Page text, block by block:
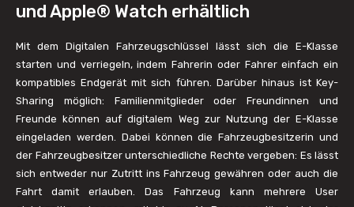
und Apple® Watch erhältlich
Mit dem Digitalen Fahrzeugschlüssel lässt sich die E-Klasse
starten und verriegeln, indem Fahrerin oder Fahrer einfach ein
kompatibles Endgerät mit sich führen. Darüber hinaus ist Key-
Sharing möglich: Familienmitglieder oder Freundinnen und
Freunde können auf digitalem Weg zur Nutzung der E-Klasse
eingeladen werden. Dabei können die Fahrzeugbesitzerin und
der Fahrzeugbesitzer unterschiedliche Rechte vergeben: Es lässt
sich entweder nur Zutritt ins Fahrzeug gewähren oder auch die
Fahrt damit erlauben. Das Fahrzeug kann mehrere User